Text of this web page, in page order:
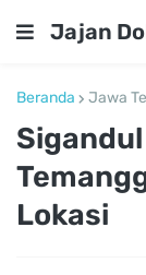
Jajan
Beranda Jawa
Lokasi